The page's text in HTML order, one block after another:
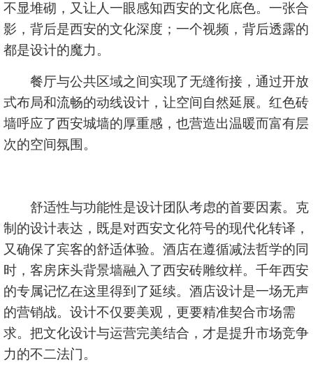
不显堆砌，又让人一眼感知西安的文化底色。一张合
影，背后是西安的文化深度；一个视频，背后透露的
都是设计的魔力。
餐厅与公共区域之间实现了无缝衔接，通过开放
式布局和流畅的动线设计，让空间自然延展。红色砖
墙呼应了西安城墙的厚重感，也营造出温暖而富有层
次的空间氛围。
舒适性与功能性是设计团队考虑的首要因素。克
制的设计表达，既是对西安文化符号的现代化转译，
又确保了宾客的舒适体验。酒店在遵循减法哲学的同
时，客房床头背景墙融入了西安砖雕纹样。千年西安
的专属记忆在这里得到了延续。酒店设计是一场无声
的营销战。设计不仅要美观，更要精准契合市场需
求。把文化设计与运营完美结合，才是提升市场竞争
力的不二法门。